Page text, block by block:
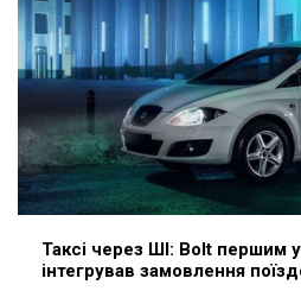
Таксі через ШІ: Bolt першим
інтегрував замовлення